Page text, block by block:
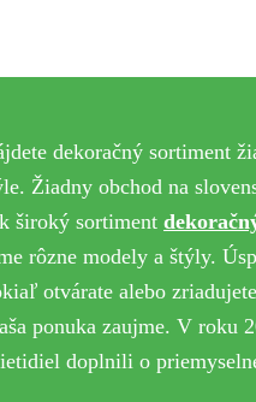
dekoračný sortiment
Žiadny obchod na
široký sortiment
rôzne modely a štýly.
otvárate alebo
ponuka zaujme. V roku
doplnili o